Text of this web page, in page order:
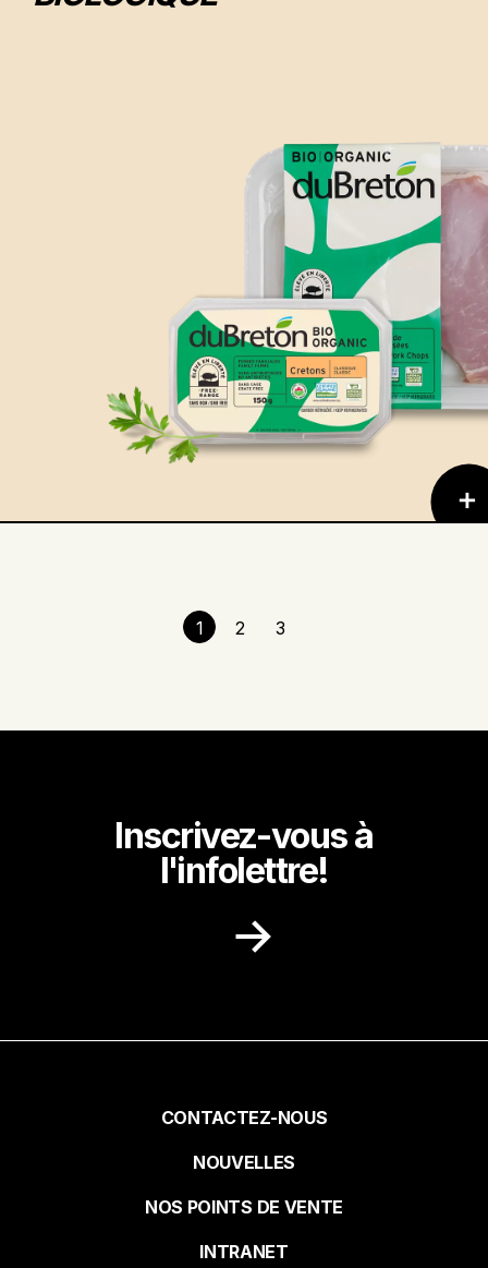
Pagination Page
1 Page
2 Page
3
Inscrivez-vous à
l'infolettre!
Pied
de
page
CONTACTEZ-NOUS
NOUVELLES
NOS POINTS DE VENTE
INTRANET